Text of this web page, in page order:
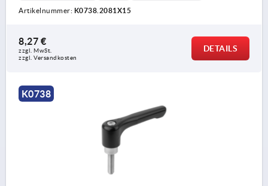
Artikelnummer: K0738.2081X15
8,27 €
zzgl. MwSt.
zzgl. Versandkosten
DETAILS
K0738